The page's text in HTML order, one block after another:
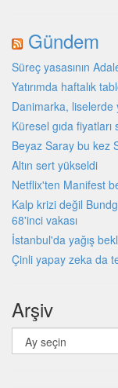
Gündem
Süreç yasasının
Yatırımda haftalık
Danimarka, liselerde
Küresel gıda fiyatları
Beyaz Saray bu kez
Altın sert yükseldi
Netflix'ten Manifest
Kalp krizi değil
68'inci vakası
İstanbul'da yağış
Çinli yapay zeka da
Arşiv
Arşiv